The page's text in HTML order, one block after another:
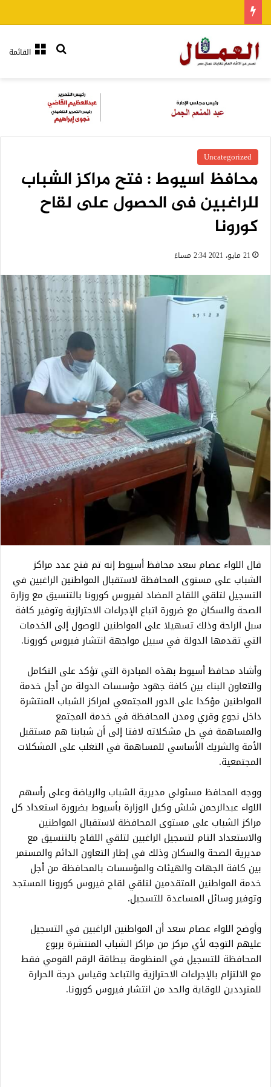
القائمةبحث عن
Uncategorized
محافظ اسيوط : فتح مراكز الشباب
للراغبين فى الحصول على لقاح
كورونا
21 مايو، 2021 2:34 مساءً
قال اللواء عصام سعد محافظ أسيوط إنه تم فتح عدد مراكز
الشباب على مستوى المحافظة لاستقبال المواطنين الراغبين في
التسجيل لتلقي اللقاح المضاد لفيروس كورونا بالتنسيق مع وزارة
الصحة والسكان مع ضرورة اتباع الإجراءات الاحترازية وتوفير كافة
سبل الراحة وذلك تسهيلا على المواطنين للوصول إلى الخدمات
التي تقدمها الدولة في سبيل مواجهة انتشار فيروس كورونا.
وأشاد محافظ أسيوط بهذه المبادرة التي تؤكد على التكامل
والتعاون البناء بين كافة جهود مؤسسات الدولة من أجل خدمة
المواطنين مؤكدا على الدور المجتمعي لمراكز الشباب المنتشرة
داخل نجوع وقري ومدن المحافظة في خدمة المجتمع
والمساهمة في حل مشكلاته لافتا إلى أن شبابنا هم مستقبل
الأمة والشريك الأساسي للمساهمة في التغلب على المشكلات
المجتمعية.
ووجه المحافظ مسئولي مديرية الشباب والرياضة وعلى رأسهم
اللواء عبدالرحمن شلش وكيل الوزارة بأسيوط بضرورة استعداد كل
مراكز الشباب على مستوى المحافظة لاستقبال المواطنين
والاستعداد التام لتسجيل الراغبين لتلقي اللقاح بالتنسيق مع
مديرية الصحة والسكان وذلك في إطار التعاون الدائم والمستمر
بين كافة الجهات والهيئات والمؤسسات بالمحافظة من أجل
خدمة المواطنين المتقدمين لتلقي لقاح فيروس كورونا المستجد
وتوفير وسائل المساعدة للتسجيل.
وأوضح اللواء عصام سعد أن المواطنين الراغبين في التسجيل
عليهم التوجه لأي مركز من مراكز الشباب المنتشرة بربوع
المحافظة للتسجيل في المنظومة ببطاقة الرقم القومي فقط
مع الالتزام بالإجراءات الاحترازية والتباعد وقياس درجة الحرارة
للمترددين للوقاية والحد من انتشار فيروس كورونا.